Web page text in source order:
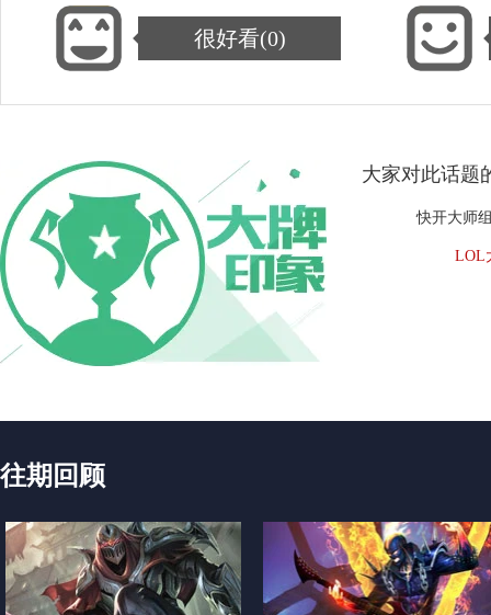
很好看(0)
大家对此话题
快开大师
LOL
往期回顾